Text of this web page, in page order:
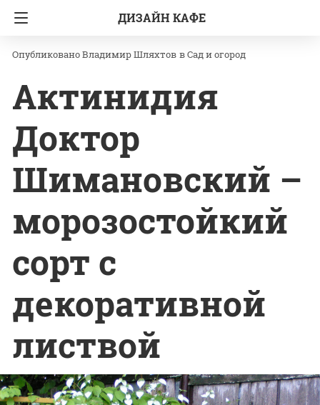
ДИЗАЙН КАФЕ
Главная Сад и огород
Владимир Шляхтов вСад и огород
Актинидия
Доктор
Шимановский –
морозостойкий
сорт с
декоративной
листвой